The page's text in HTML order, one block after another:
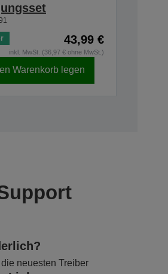
43,99 €
inkl. MwSt. (36,97 € ohne MwSt.)
Warenkorb legen
neuesten Treiber